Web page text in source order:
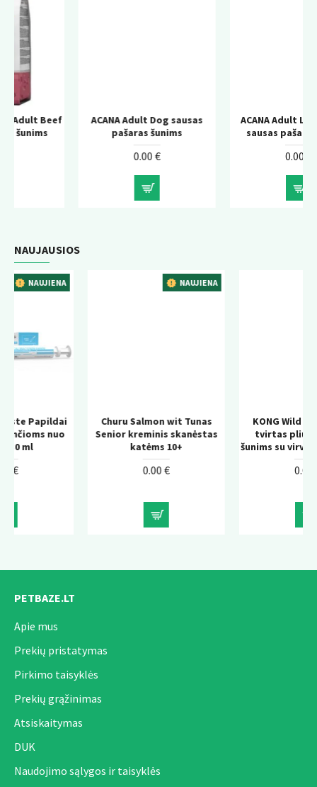
ACANA Adult Dog sausas
pašaras šunims
ACANA Adult Large Breed
sausas pašaras šunims
NAUJAUSIOS
Churu Salmon wit Tunas
Senior kreminis skanėstas
KONG Wild Knots Bear –
tvirtas pliušinis žaislas
šunims su virvės konstrukcija
PETBAZE.LT
Apie mus
Prekių pristatymas
Pirkimo taisyklės
Prekių grąžinimas
Atsiskaitymas
DUK
Naudojimo sąlygos ir taisyklės